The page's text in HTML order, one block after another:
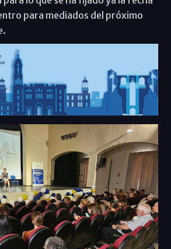
para mediados del próximo